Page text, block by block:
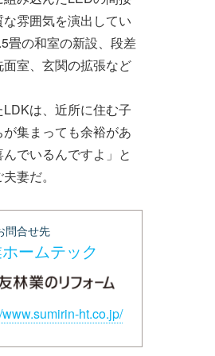
雰囲気を演出してい
畳の和室の新設、段差
面室、玄関の拡張など
LDKは、近所に住む子
集まっても余裕があ
でいるんですよ」と
妻だ。
問合せ先
ームテック
www.sumirin-ht.co.jp/